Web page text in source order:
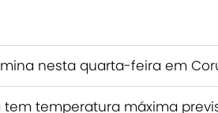
nesta quarta-feira em
temperatura máxima